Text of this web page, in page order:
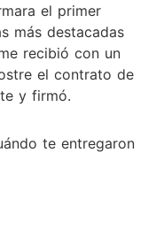
el primer
más destacadas
recibió con un
el contrato de
y firmó.
te entregaron